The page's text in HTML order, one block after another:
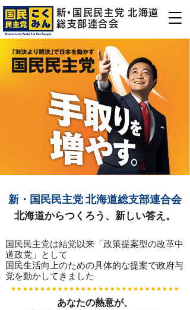
新・ 国民民主 党 北海道
総支部連合会
新・国民民主党北海道総支部連合会
北海道からつくろう、新しい答え。
国民民主党は結党以来「政策提案型の改革中
道政党」として
国民生活向上のための具体的な提案で政府与
党を動かしてきました
あなたの熱意が、